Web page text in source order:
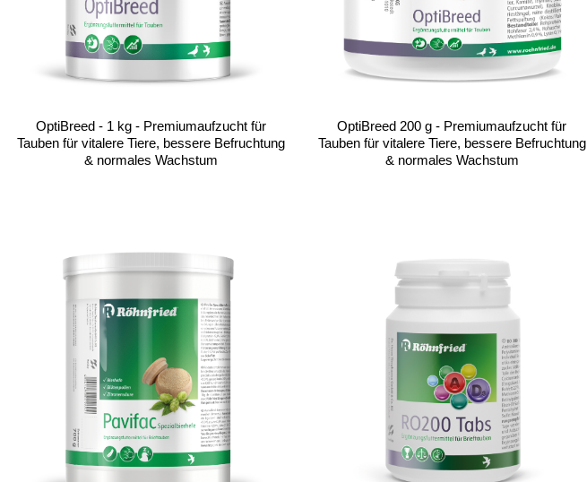
OptiBreed - 1 kg - Premiumaufzucht für
Tauben für vitalere Tiere, bessere Befruchtung
& normales Wachstum
OptiBreed 200 g - Premiumaufzucht für
Tauben für vitalere Tiere, bessere Befruchtung
& normales Wachstum